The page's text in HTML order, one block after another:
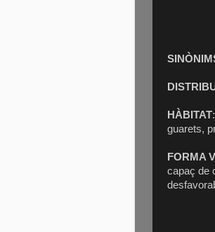
HÀBITAT:
guarets,
FORMA
capaç de